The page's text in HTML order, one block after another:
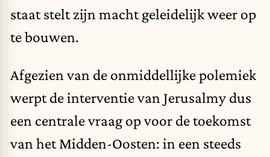
staat stelt zijn macht geleidelijk weer op
te bouwen.
Afgezien van de onmiddellijke polemiek
werpt de interventie van Jerusalmy dus
een centrale vraag op voor de toekomst
van het Midden-Oosten: in een steeds